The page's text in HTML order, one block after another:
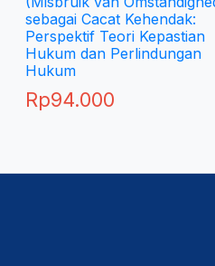
sebagai Cacat Kehendak:
Perspektif Teori Kepastian
Hukum dan Perlindungan
Hukum
Rp94.000